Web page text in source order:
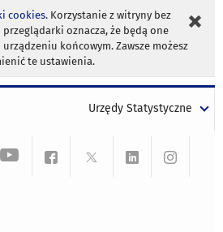
cookies. Korzystanie z witryny bez
oznacza, że będą one
końcowym. Zawsze możesz
te ustawienia.
Urzędy Statystyczne